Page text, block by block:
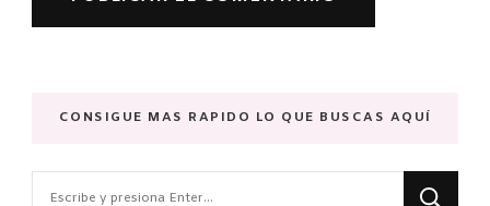
CONSIGUE MAS RAPIDO LO QUE BUSCAS AQUÍ